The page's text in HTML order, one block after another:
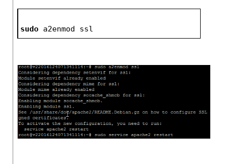
sudo a2enmod ssl